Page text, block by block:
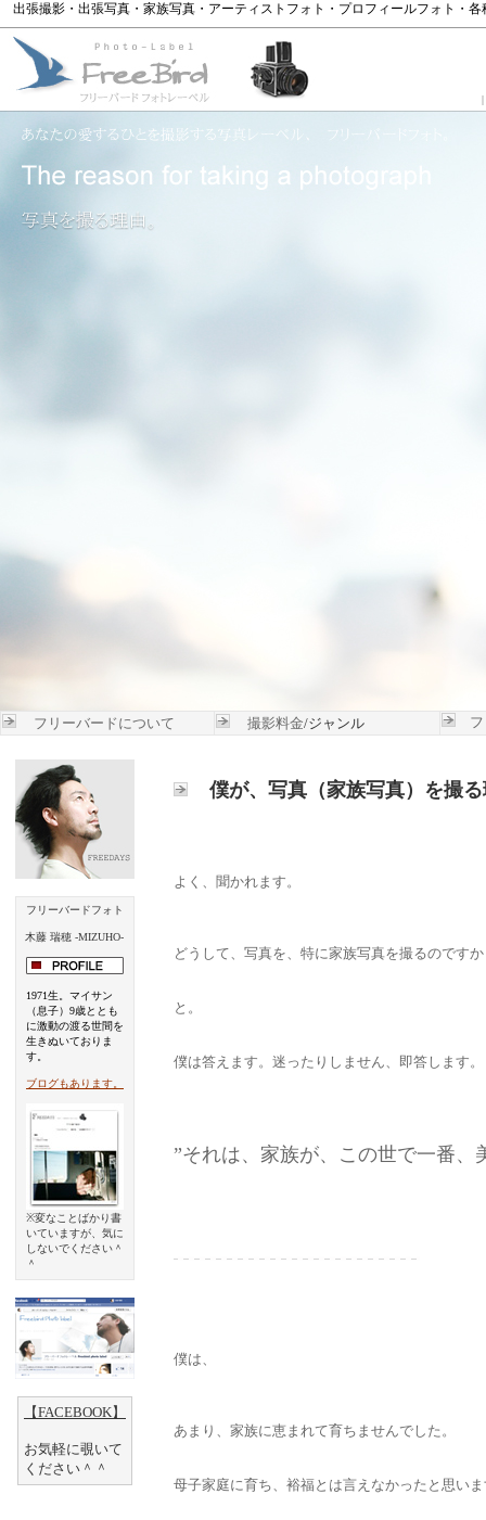
出張撮影・出張写真・家族写真・アーティストフォト・プロフィールフォト・各
|
フリーバードについて 撮影料金/ジャンル
フリーバードフォト
木藤 瑞穂 -MIZUHO-
1971生。マイサン
（息子）9歳ととも
に激動の渡る世間を
生きぬいておりま
す。
ブログもあります。
※変なことばかり書
いていますが、気に
しないでください＾
＾
【FACEBOOK】
お気軽に覗いて
ください＾＾
僕が、写真（家族写真）を撮
よく、聞かれます。
どうして、写真を、特に家族写真を撮るのです
と。
僕は答えます。迷ったりしません、即答します。
”それは、家族が、この世で一番、
僕は、
あまり、家族に恵まれて育ちませんでした。
母子家庭に育ち、裕福とは言えなかったと思い